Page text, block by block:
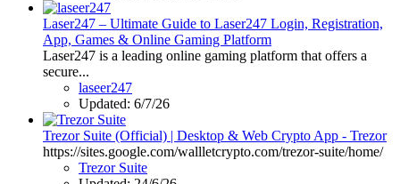
Laser247 – Ultimate Guide to Laser247 Login, Registration,
App, Games & Online Gaming Platform
Laser247 is a leading online gaming platform that offers a
secure...
laseer247
Updated: 6/7/26
Trezor Suite (Official) | Desktop & Web Crypto App - Trezor
https://sites.google.com/wallletcrypto.com/trezor-suite/home/
Trezor Suite